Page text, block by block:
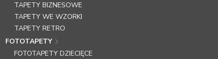
TAPETY BIZNESOWE
TAPETY WE WZORKI
TAPETY RETRO
FOTOTAPETY
FOTOTAPETY DZIECIĘCE